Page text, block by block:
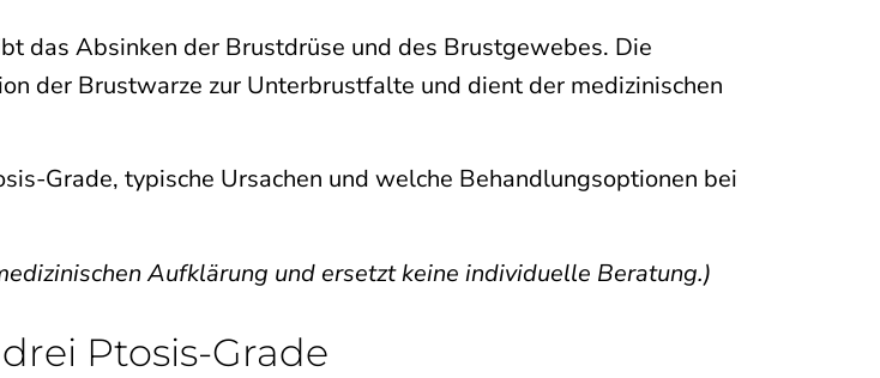
das Absinken der Brustdrüse und des Brustgewebes. Die
der Brustwarze zur Unterbrustfalte und dient der medizinischen
Grade, typische Ursachen und welche Behandlungsoptionen bei
Aufklärung und ersetzt keine individuelle Beratung.)
Ptosis-Grade